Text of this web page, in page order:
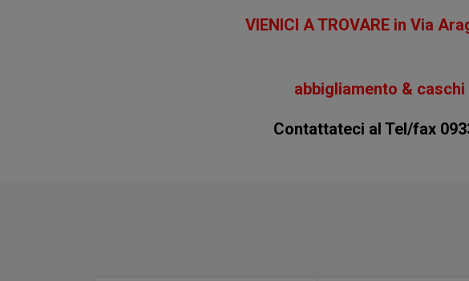
VIENICI A TROVARE in Via
abbigliamento &
Contattateci al Tel/fax